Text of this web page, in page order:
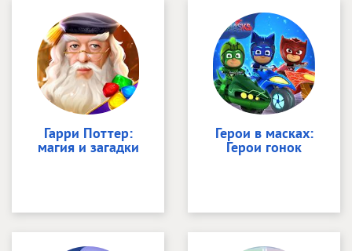
Гарри Поттер:
магия и загадки
Герои в масках:
Герои гонок